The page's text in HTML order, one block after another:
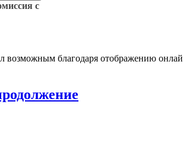
с
возможным благодаря отображению